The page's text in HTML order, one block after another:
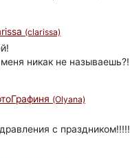
(clarissa)
никак не называешь?!
(Olyana)
с праздником!!!!!